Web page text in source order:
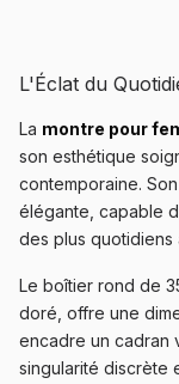
L'Éclat du
La montre pour
son esthétique
contemporaine.
élégante, capable
des plus quotidiens
Le boîtier rond de
doré, offre une
encadre un cadran
singularité discrète